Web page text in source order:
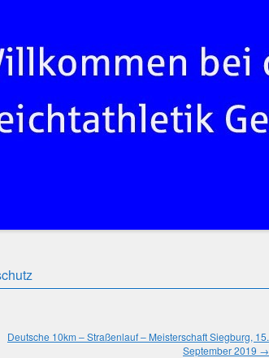
Deutsche 10km – Straßenlauf – Meisterschaft Siegburg, 15.
September 2019 →